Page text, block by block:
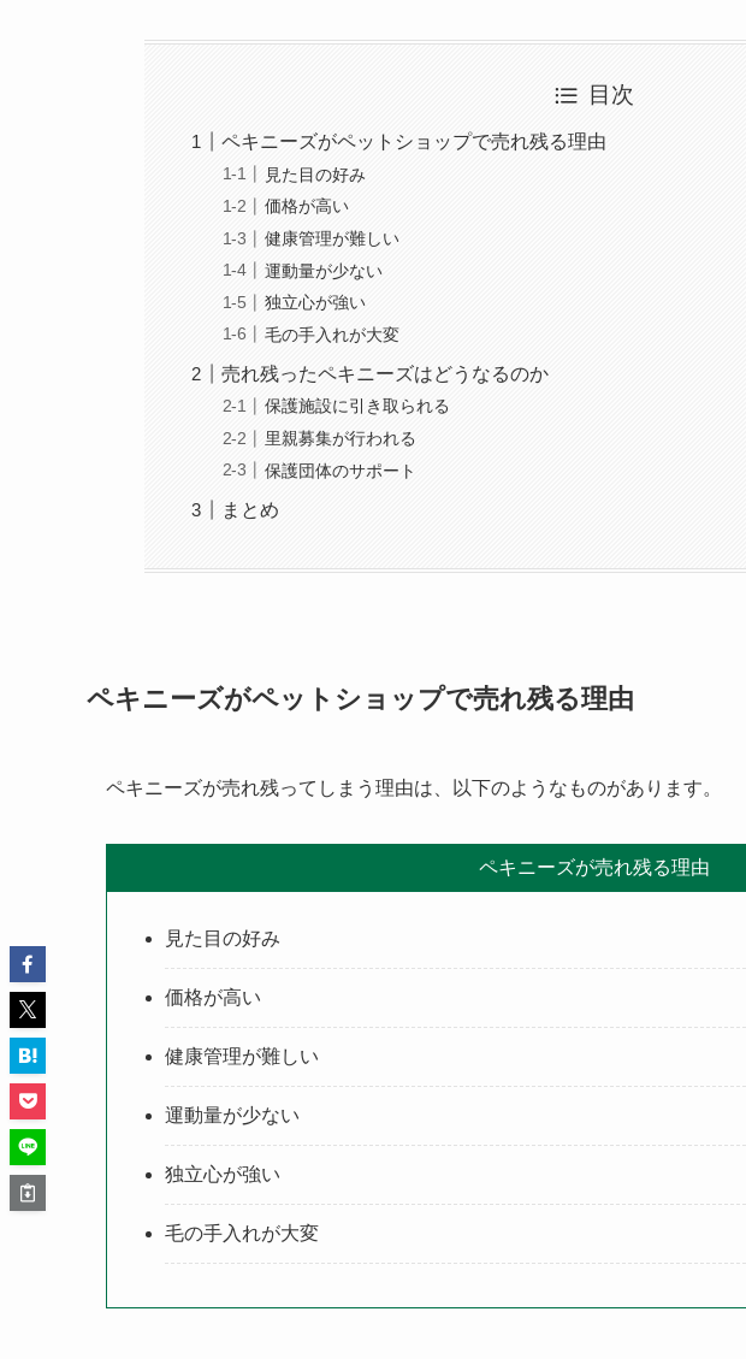
目次
ペキニーズがペットショップで売れ残る理由
見た目の好み
価格が高い
健康管理が難しい
運動量が少ない
独立心が強い
毛の手入れが大変
売れ残ったペキニーズはどうなるのか
保護施設に引き取られる
里親募集が行われる
保護団体のサポート
まとめ
ペキニーズがペットショップで売れ残る理由
ペキニーズが売れ残ってしまう理由は、以下のようなものがあります。
ペキニーズが売れ残る理由
見た目の好み
価格が高い
健康管理が難しい
運動量が少ない
独立心が強い
毛の手入れが大変